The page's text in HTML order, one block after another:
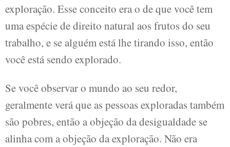
exploração. Esse conceito era o de que você tem
uma espécie de direito natural aos frutos do seu
trabalho, e se alguém está lhe tirando isso, então
você está sendo explorado.
Se você observar o mundo ao seu redor,
geralmente verá que as pessoas exploradas também
são pobres, então a objeção da desigualdade se
alinha com a objeção da exploração. Não era